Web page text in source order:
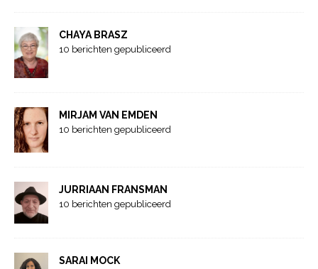
CHAYA BRASZ
10 berichten gepubliceerd
MIRJAM VAN EMDEN
10 berichten gepubliceerd
JURRIAAN FRANSMAN
10 berichten gepubliceerd
SARAI MOCK